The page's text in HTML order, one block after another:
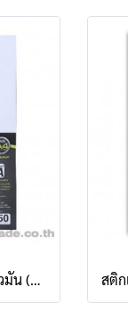
สติกเกอร์ ตราช้าง A4 สีขาวมัน (แพ็ค 50 แผ่น)